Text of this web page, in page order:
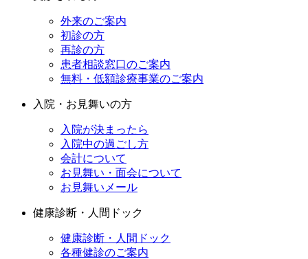
外来のご案内
初診の方
再診の方
患者相談窓口のご案内
無料・低額診療事業のご案内
入院・お見舞いの方
入院が決まったら
入院中の過ごし方
会計について
お見舞い・面会について
お見舞いメール
健康診断・人間ドック
健康診断・人間ドック
各種健診のご案内